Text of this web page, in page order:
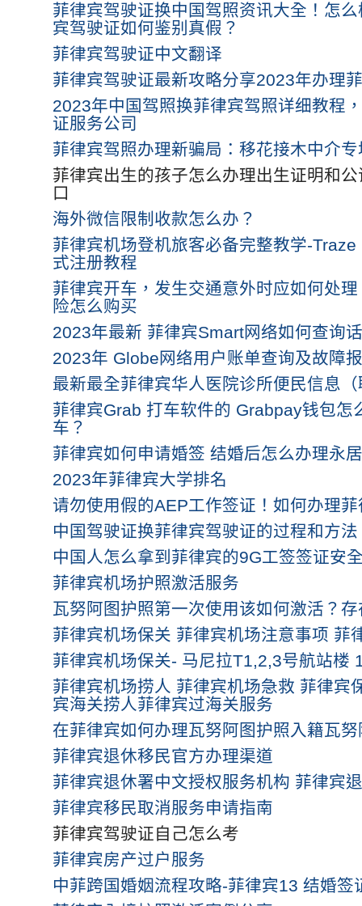
菲律宾驾驶证换中国驾照资讯大全！怎
宾驾驶证如何鉴别真假？
菲律宾驾驶证中文翻译
菲律宾驾驶证最新攻略分享2023年办理
2023年中国驾照换菲律宾驾照详细教程
证服务公司
菲律宾驾照办理新骗局：移花接木中介
菲律宾出生的孩子怎么办理出生证明和
口
海外微信限制收款怎么办？
菲律宾机场登机旅客必备完整教学-
式注册教程
菲律宾开车，发生交通意外时应如何处
险怎么购买
2023年最新 菲律宾Smart网络如何查询
2023年 Globe网络用户账单查询及故障
最新最全菲律宾华人医院诊所便民信息
菲律宾Grab 打车软件的 Grabpay钱包怎
车？
菲律宾如何申请婚签 结婚后怎么办理永
2023年菲律宾大学排名
请勿使用假的AEP工作签证！如何办理
中国驾驶证换菲律宾驾驶证的过程和方法
中国人怎么拿到菲律宾的9G工签签证安
菲律宾机场护照激活服务
瓦努阿图护照第一次使用该如何激活？
菲律宾机场保关 菲律宾机场注意事项 菲
菲律宾机场保关- 马尼拉T1,2,3号航站楼
菲律宾机场捞人 菲律宾机场急救 菲律宾
宾海关捞人菲律宾过海关服务
在菲律宾如何办理瓦努阿图护照入籍瓦
菲律宾退休移民官方办理渠道
菲律宾退休署中文授权服务机构 菲律宾
菲律宾移民取消服务申请指南
菲律宾驾驶证自己怎么考
菲律宾房产过户服务
中菲跨国婚姻流程攻略-菲律宾13 结婚签